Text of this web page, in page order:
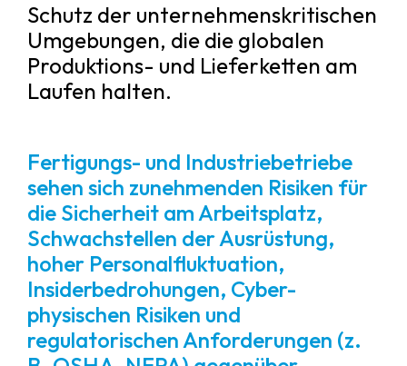
Schutz der unternehmenskritischen
Umgebungen, die die globalen
Produktions- und Lieferketten am
Laufen halten.
Fertigungs- und Industriebetriebe
sehen sich zunehmenden Risiken für
die Sicherheit am Arbeitsplatz,
Schwachstellen der Ausrüstung,
hoher Personalfluktuation,
Insiderbedrohungen, Cyber-
physischen Risiken und
regulatorischen Anforderungen (z.